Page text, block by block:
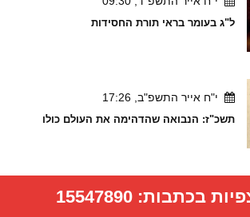
ל"ג בעומר בראי תורת החסידות
י"ח אייר התשפ"ב, 17:26
תשכ"ז: הנבואה שהדהימה את העולם כולו
בכתבות:15547890